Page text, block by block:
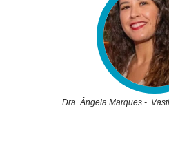
Dra. Ângela Marques -